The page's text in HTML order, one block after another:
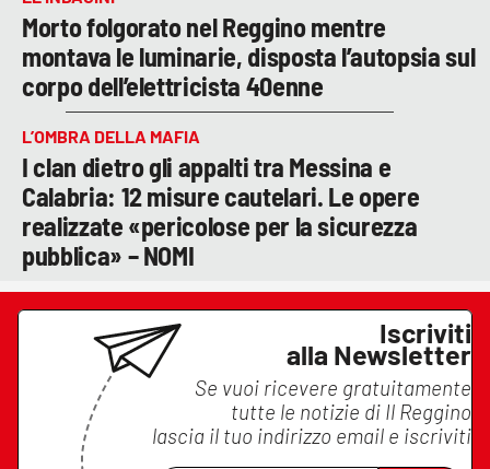
Morto folgorato nel Reggino mentre
montava le luminarie, disposta l’autopsia sul
corpo dell’elettricista 40enne
L’OMBRA DELLA MAFIA
I clan dietro gli appalti tra Messina e
Calabria: 12 misure cautelari. Le opere
realizzate «pericolose per la sicurezza
pubblica» – NOMI
Iscriviti
alla Newsletter
Se vuoi ricevere gratuitamente
tutte le notizie di Il Reggino
lascia il tuo indirizzo email e iscriviti